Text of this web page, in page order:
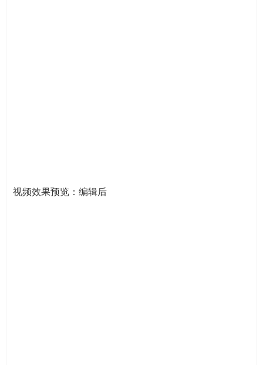
视频效果预览：编辑后